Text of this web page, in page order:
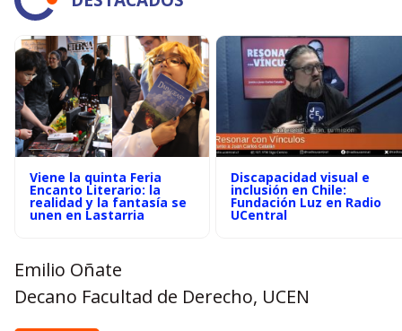
Viene la quinta Feria
Encanto Literario: la
realidad y la fantasía se
unen en Lastarria
Discapacidad visual e
inclusión en Chile:
Fundación Luz en Radio
UCentral
Emilio Oñate
Decano Facultad de Derecho, UCEN